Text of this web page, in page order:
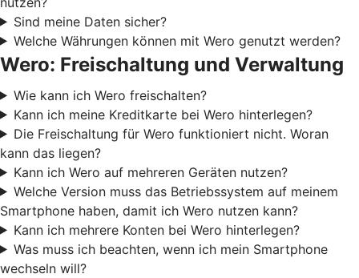
Sind meine Daten sicher?
Welche Währungen können mit Wero genutzt werden?
Wero: Freischaltung und Verwaltung
Wie kann ich Wero freischalten?
Kann ich meine Kreditkarte bei Wero hinterlegen?
Die Freischaltung für Wero funktioniert nicht. Woran
kann das liegen?
Kann ich Wero auf mehreren Geräten nutzen?
Welche Version muss das Betriebssystem auf meinem
Smartphone haben, damit ich Wero nutzen kann?
Kann ich mehrere Konten bei Wero hinterlegen?
Was muss ich beachten, wenn ich mein Smartphone
wechseln will?